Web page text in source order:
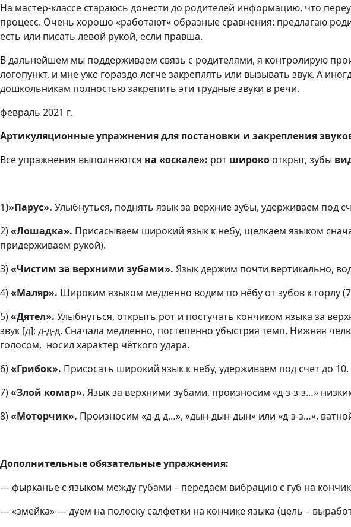
На мастер-классе стараюсь донести до родителей информацию, что
процесс. Очень хорошо «работают» образные сравнения: предлагаю
есть или писать левой рукой, если правша.
В дальнейшем мы поддерживаем связь с родителями, я контролирую
логопункт, и мне уже гораздо легче закреплять или вызывать звук. А
дошкольникам полностью закрепить эти трудные звуки в речи.
февраль 2021 г.
Артикуляционные упражнения для постановки и закрепления
Все упражнения выполняются на «оскале»: рот широко открыт, зубы
1)»Парус». Улыбнуться, поднять язык за верхние зубы, удерживаем под
2)«Лошадка». Присасываем широкий язык к небу, щелкаем языком
придерживаем рукой).
3)«Чистим за верхними зубами». Язык держим почти вертикально,
4)«Маляр». Широким языком медленно водим по нёбу от зубов к горлу
5)«Дятел». Улыбнуться, открыть рот и постучать кончиком языка за
звук [д]: д-д-д. Сначала медленно, постепенно убыстряя темп. Нижняя
голосом, носил характер чёткого удара.
6)«Грибок». Присосать широкий язык к небу, удерживаем под счет до
7)«Злой комар». Язык за верхними зубами, произносим «д-з-з-з…»
8)«Моторчик». Произносим «д-д-д…», «дын-дын-дын» или «д-з-з…»,
Дополнительные обязательные упражнения:
— фырканье с языком между губами – передаем вибрацию с губ на
— «змейка» — дуем на полоску салфетки на кончике языка (цель –